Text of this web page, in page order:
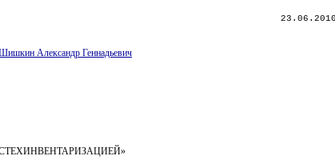
Александр Геннадьевич